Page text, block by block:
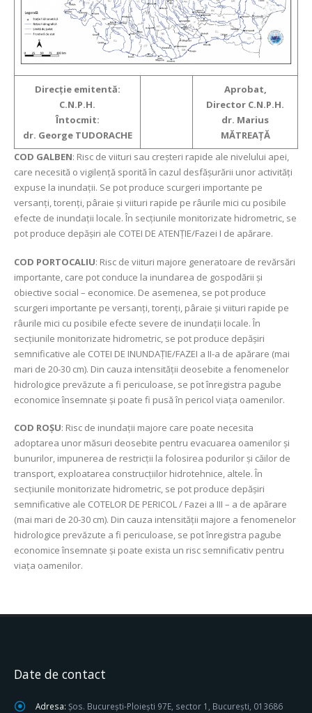
Direcție emitentă:
C.N.P.H.
Întocmit:
dr. George TUDORACHE
Aprobat,
Director C.N.P.H.
dr. Marius
MĂTREAȚĂ
COD GALBEN: Risc de viituri sau creșteri rapide ale nivelului apei,
care necesită o vigilență sporită în cazul desfășurării unor activități
expuse la inundații. Se pot produce scurgeri importante pe
versanți, torenți, pâraie și viituri rapide pe râurile mici cu posibile
efecte de inundații locale. În secțiunile monitorizate hidrometric, se
pot produce depășiri ale COTEI DE ATENȚIE/Fazei I de apărare.
COD PORTOCALIU: Risc de viituri majore generatoare de revărsări
importante, care pot conduce la inundarea de gospodării și
obiective social – economice. De asemenea, se pot produce
scurgeri importante pe versanți, torenți, pâraie și viituri rapide pe
râurile mici cu posibile efecte severe de inundații locale. În
secțiunile monitorizate hidrometric, se pot produce depășiri
semnificative ale COTEI DE INUNDAȚIE/FAZEI a II-a de apărare (mai
mari de 20-30 cm). Din cauza intensității deosebite a fenomenelor
hidrologice prevăzute a fi periculoase, se pot înregistra pagube
economice însemnate și poate fi pusă în pericol viața oamenilor.
COD ROȘU: Risc de inundații majore care poate necesita
adoptarea unor măsuri deosebite pentru evacuarea oamenilor și
bunurilor, impunerea de restricții la folosirea podurilor și căilor de
transport, exploatarea construcțiilor hidrotehnice, altele. În
secțiunile monitorizate hidrometric, se pot produce depășiri
semnificative ale COTELOR DE PERICOL / Fazei a III – a de apărare
(mai mari de 20-30 cm). Din cauza intensității majore a fenomenelor
hidrologice prevăzute a fi periculoase, se pot înregistra pagube
economice însemnate și poate exista un risc semnificativ pentru
viața oamenilor.
Date de contact
Adresa: Șos. București-Ploiești 97E, sector 1, București, 013686